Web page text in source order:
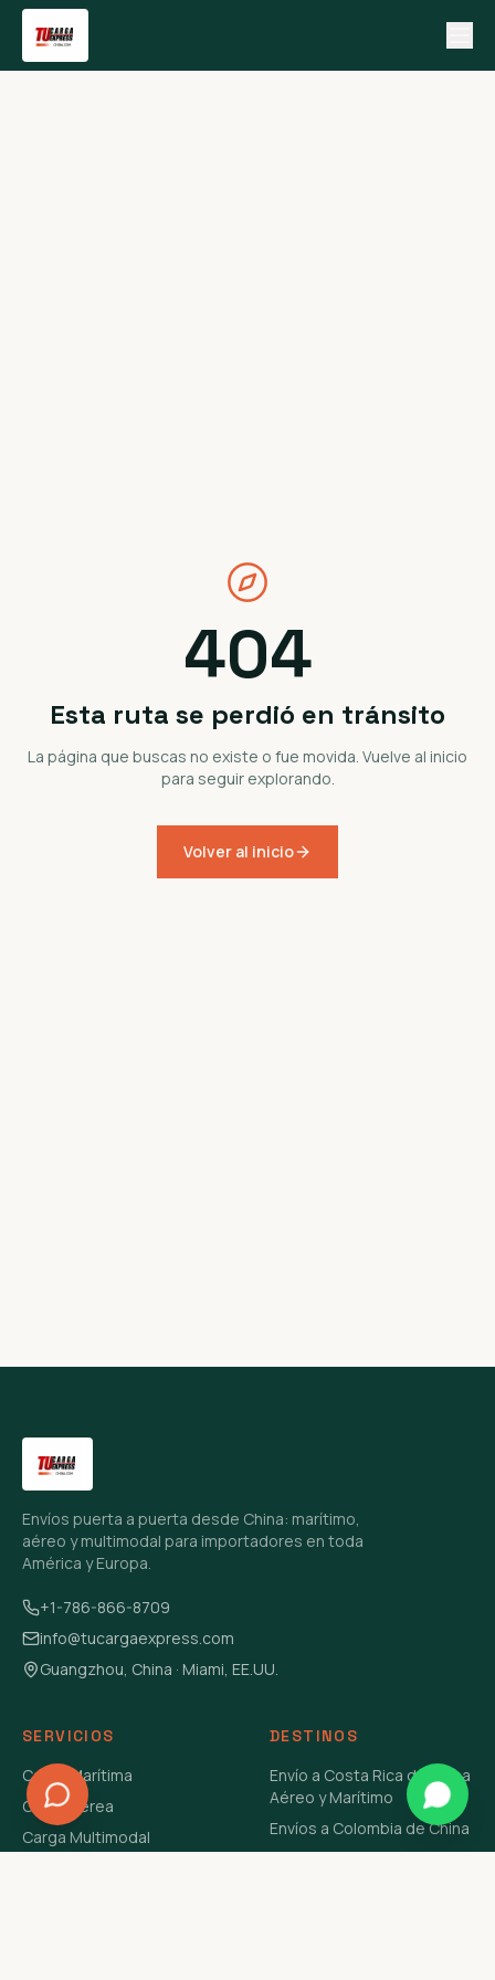
404
Esta ruta se perdió en tránsito
La página que buscas no existe o fue movida. Vuelve al inicio
para seguir explorando.
Volver al inicio
Envíos puerta a puerta desde China: marítimo,
aéreo y multimodal para importadores en toda
América y Europa.
+1-786-866-8709
info@tucargaexpress.com
Guangzhou, China · Miami, EE.UU.
SERVICIOS
Carga Marítima
Carga Aérea
Carga Multimodal
DESTINOS
Envío a Costa Rica de China
Aéreo y Marítimo
Envíos a Colombia de China